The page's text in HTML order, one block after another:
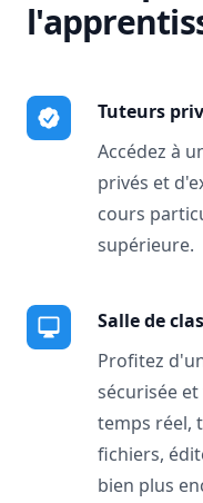
Tuteurs
Accédez à
privés et
cours
supérieure.
Salle de
Profitez
sécurisée
temps réel,
fichiers,
bien plus